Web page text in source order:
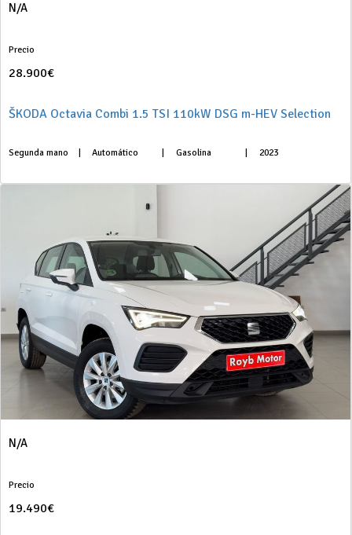
N/A
Precio
28.900€
ŠKODA Octavia Combi 1.5 TSI 110kW DSG m-HEV Selection
Segunda mano Automático Gasolina 2023
N/A
Precio
19.490€